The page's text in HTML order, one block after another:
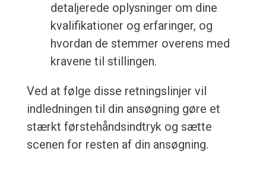
detaljerede oplysninger om dine
kvalifikationer og erfaringer, og
hvordan de stemmer overens med
kravene til stillingen.
Ved at følge disse retningslinjer vil
indledningen til din ansøgning gøre et
stærkt førstehåndsindtryk og sætte
scenen for resten af din ansøgning.